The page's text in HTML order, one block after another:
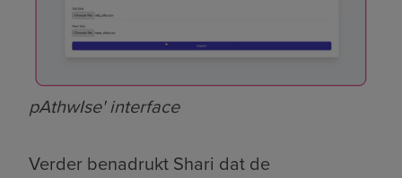
pAthwIse' interface
Verder benadrukt Shari dat de